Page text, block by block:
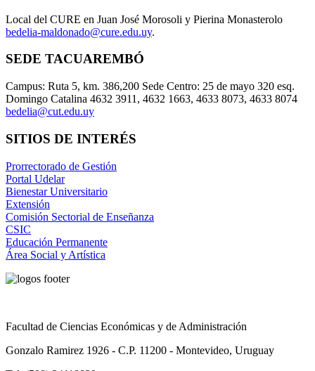
Local del CURE en Juan José Morosoli y Pierina Monasterolo
bedelia-maldonado@cure.edu.uy.
SEDE TACUAREMBÓ
Campus: Ruta 5, km. 386,200 Sede Centro: 25 de mayo 320 esq.
Domingo Catalina 4632 3911, 4632 1663, 4633 8073, 4633 8074
bedelia@cut.edu.uy
SITIOS DE INTERÉS
Prorrectorado de Gestión
Portal Udelar
Bienestar Universitario
Extensión
Comisión Sectorial de Enseñanza
CSIC
Educación Permanente
Área Social y Artística
Facultad de Ciencias Económicas y de Administración
Gonzalo Ramirez 1926 - C.P. 11200 - Montevideo, Uruguay